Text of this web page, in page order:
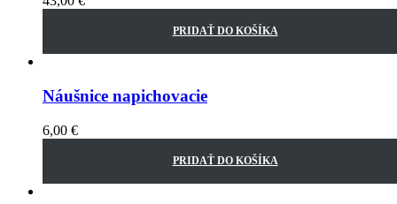
PRIDAŤ DO KOŠÍKA
Náušnice napichovacie
6,00 €
PRIDAŤ DO KOŠÍKA